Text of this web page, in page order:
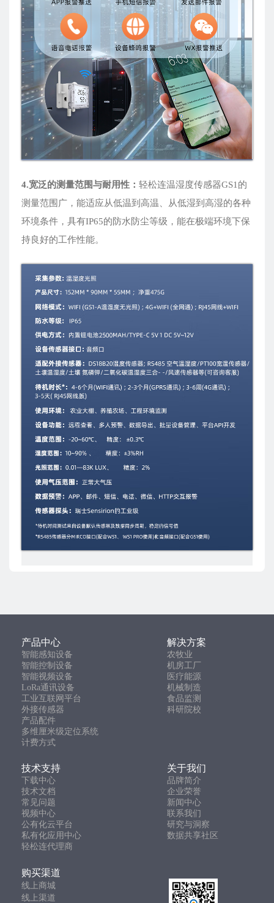
4.宽泛的测量范围与耐用性： 轻松连温湿度传感器GS1的
测量范围广，能适应从低温到高温、从低湿到高湿的各种
环境条件，具有IP65的防水防尘等级，能在极端环境下保
持良好的工作性能。
产品中心 解决方案
智能感知设备
农牧业
智能控制设备
机房工厂
智能视频设备
医疗能源
LoRa通讯设备
机械制造
工业互联网平台
食品监测
外接传感器
科研院校
产品配件
多维厘米级定位系统
计费方式
技术支持 关于我们
下载中心
品牌简介
技术文档
企业荣誉
常见问题
新闻中心
视频中心
联系我们
公有化云平台
研究与洞察
私有化应用中心
数据共享社区
轻松连代理商
购买渠道
线上商城
线上渠道